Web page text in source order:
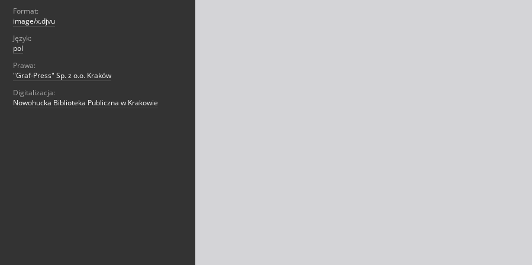
Format:
image/x.djvu
Język:
pol
Prawa:
"Graf-Press" Sp. z o.o. Kraków
Digitalizacja:
Nowohucka Biblioteka Publiczna w Krakowie